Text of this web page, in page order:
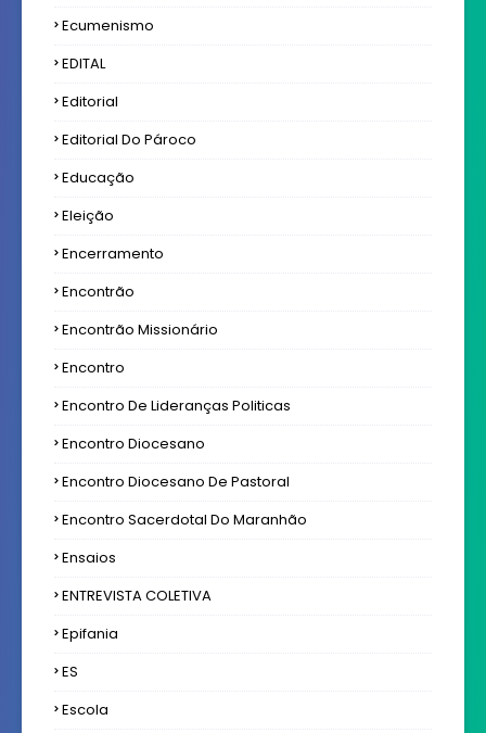
Ecumenismo
EDITAL
Editorial
Editorial Do Pároco
Educação
Eleição
Encerramento
Encontrão
Encontrão Missionário
Encontro
Encontro De Lideranças Politicas
Encontro Diocesano
Encontro Diocesano De Pastoral
Encontro Sacerdotal Do Maranhão
Ensaios
ENTREVISTA COLETIVA
Epifania
ES
Escola